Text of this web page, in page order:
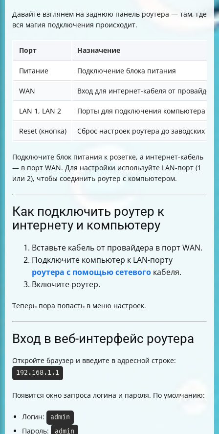
Давайте взглянем на заднюю панель роутера — там, где
вся магия подключения происходит.
Порт Назначение
Питание Подключение блока питания
WAN Вход для интернет-кабеля от провайдера
LAN 1, LAN 2 Порты для подключения компьютера
Reset (кнопка) Сброс настроек роутера до заводских
Подключите блок питания к розетке, а интернет-кабель
— в порт WAN. Для настройки используйте LAN-порт (1
или 2), чтобы соединить роутер с компьютером.
Как подключить роутер к
интернету и компьютеру
Вставьте кабель от провайдера в порт WAN.
Подключите компьютер к LAN-порту
роутера с помощью сетевого кабеля.
Включите роутер.
Теперь пора попасть в меню настроек.
Вход в веб-интерфейс роутера
Откройте браузер и введите в адресной строке:
192.168.1.1
Появится окно запроса логина и пароля. По умолчанию:
Логин: admin
Пароль: admin